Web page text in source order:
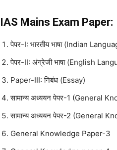
IAS Mains Exam Paper:
पेपर-I: भारतीय भाषा (Indian
पेपर-II: अंग्रेजी भाषा (English
Paper-III: निबंध (Essay)
सामान्य अध्ययन पेपर-1 (General
सामान्य अध्ययन पेपर-2 (General
General Knowledge Paper-3